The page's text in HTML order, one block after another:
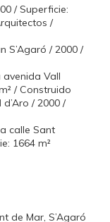
/ Superficie:
/
S’Agaró / 2000 /
Vall
/ Construido
/ 2000 /
calle Sant
1664 m²
de Mar, S’Agaró